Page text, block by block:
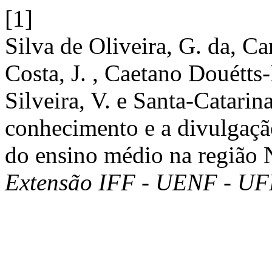
[1]
Silva de Oliveira, G. da,
Costa, J. , Caetano
Silveira, V. e Santa-
conhecimento e a
do ensino médio na região
Extensão IFF - UENF -